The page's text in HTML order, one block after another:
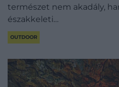
természet nem akadály,
északkeleti…
OUTDOOR